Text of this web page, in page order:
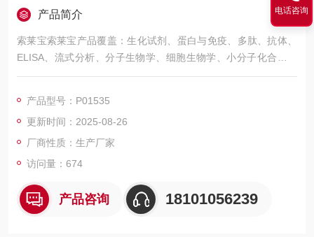
产品简介
索莱宝索莱宝产品覆盖：生化试剂、蛋白与免疫、多肽、抗体、
ELISA、流式分析、分子生物学、细胞生物学、小分子化合物、
生化试剂盒、染色试剂、分析标准品、微生物培养、层析介质、
SPINK4/SerineproteaseinhibitorKazal-type
产品型号：P01535
更新时间：2025-08-26
厂商性质：生产厂家
访问量：674
产品咨询 18101056239
电话咨询